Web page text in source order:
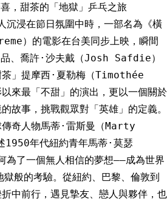
，甜茶的「地獄」乒乓之旅
沉浸在節日氛圍中時，一部名為《橫
）的電影在台美同步上映，瞬間
品、喬許·沙夫戴（Josh Safdie）
茶」提摩西·夏勒梅（Timothée
來最「不甜」的演出，更以一個關於
故事，挑戰觀眾對「英雄」的定義。
傳奇人物馬蒂·雷斯曼（Marty
1950年代紐約青年馬蒂·莫瑟
了一個無人相信的夢想——成為世界
般的考驗。從紐約、巴黎、倫敦到
中前行，遇見摯友、戀人與夥伴，也